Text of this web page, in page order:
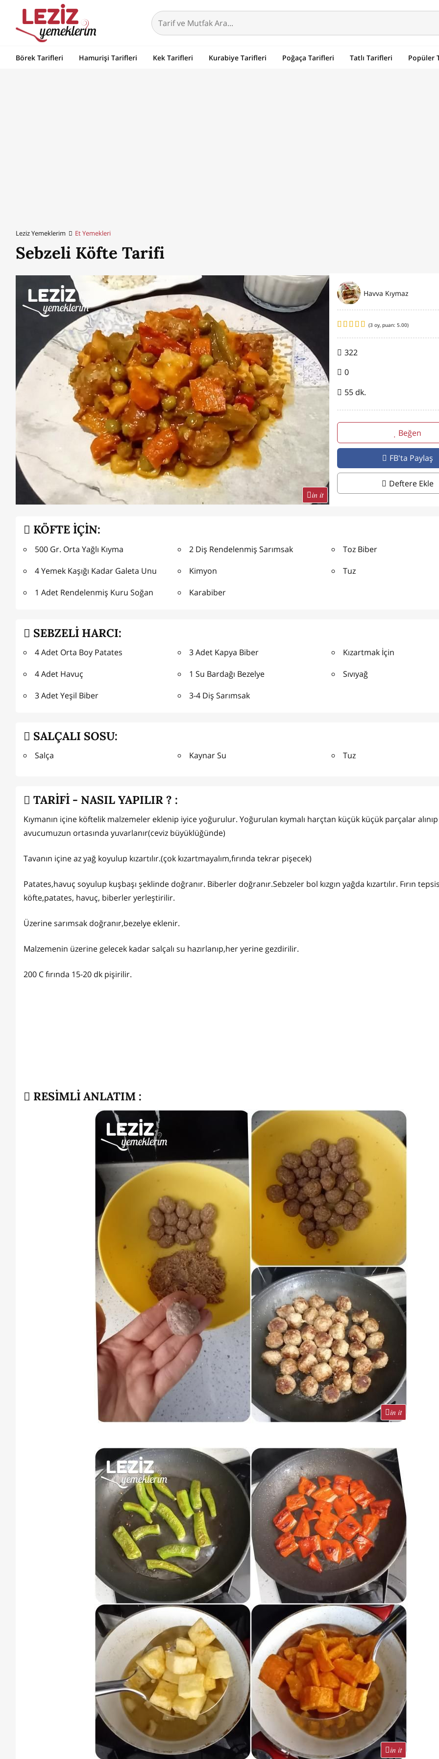
Börek Tarifleri Hamurişi Tarifleri Kek Tarifleri Kurabiye Tarifleri Poğaça Tarifleri Tatlı Tarifleri Popüler
Leziz Yemeklerim Et Yemekleri
Sebzeli Köfte Tarifi
in it
Havva Kıymaz
(3 oy, puan: 5.00)
322
0
55 dk.
Beğen
FB'ta Paylaş
Deftere Ekle
KÖFTE İÇİN:
500 Gr. Orta Yağlı Kıyma
4 Yemek Kaşığı Kadar Galeta Unu
1 Adet Rendelenmiş Kuru Soğan
2 Diş Rendelenmiş Sarımsak
Kimyon
Karabiber
Toz Biber
Tuz
SEBZELİ HARCI:
4 Adet Orta Boy Patates
4 Adet Havuç
3 Adet Yeşil Biber
3 Adet Kapya Biber
1 Su Bardağı Bezelye
3-4 Diş Sarımsak
Kızartmak İçin
Sıvıyağ
SALÇALI SOSU:
Salça Kaynar Su Tuz
TARİFİ - NASIL YAPILIR ? :
Kıymanın içine köftelik malzemeler eklenip iyice yoğurulur. Yoğurulan kıymalı harçtan küçük küçük parçalar alınıp
avucumuzun ortasında yuvarlanır(ceviz büyüklüğünde)
Tavanın içine az yağ koyulup kızartılır.(çok kızartmayalım,fırında tekrar pişecek)
Patates,havuç soyulup kuşbaşı şeklinde doğranır. Biberler doğranır.Sebzeler bol kızgın yağda kızartılır. Fırın
köfte,patates, havuç, biberler yerleştirilir.
Üzerine sarımsak doğranır,bezelye eklenir.
Malzemenin üzerine gelecek kadar salçalı su hazırlanıp,her yerine gezdirilir.
200 C fırında 15-20 dk pişirilir.
RESİMLİ ANLATIM :
in it
in it